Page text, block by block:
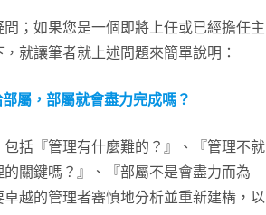
；如果您是一個即將上任或已經擔任主
就讓筆者就上述問題來簡單說明：
屬，部屬就會盡力完成嗎？
括『管理有什麼難的？』、『管理不就
關鍵嗎？』、『部屬不是會盡力而為
越的管理者審慎地分析並重新建構，以